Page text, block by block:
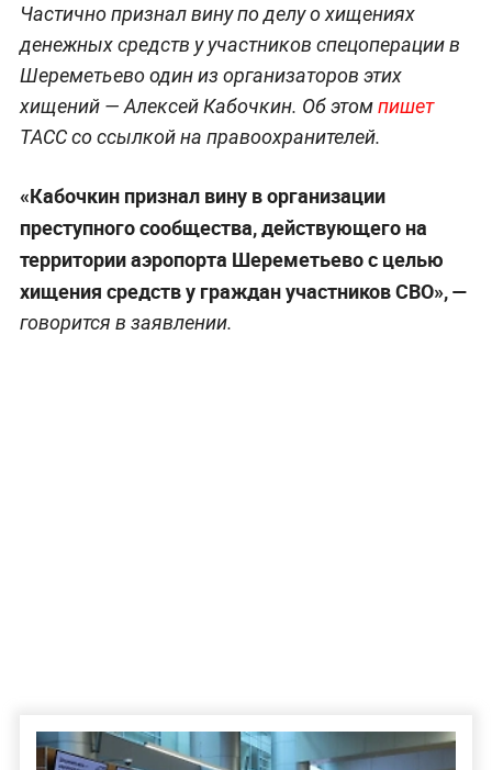
Частично признал вину по делу о хищениях
денежных средств у участников спецоперации в
Шереметьево один из организаторов этих
хищений — Алексей Кабочкин. Об этомпишет
ТАСС со ссылкой на правоохранителей.
«Кабочкин признал вину в организации
преступного сообщества, действующего на
территории аэропорта Шереметьево с целью
хищения средств у граждан участников СВО», —
говорится в заявлении.